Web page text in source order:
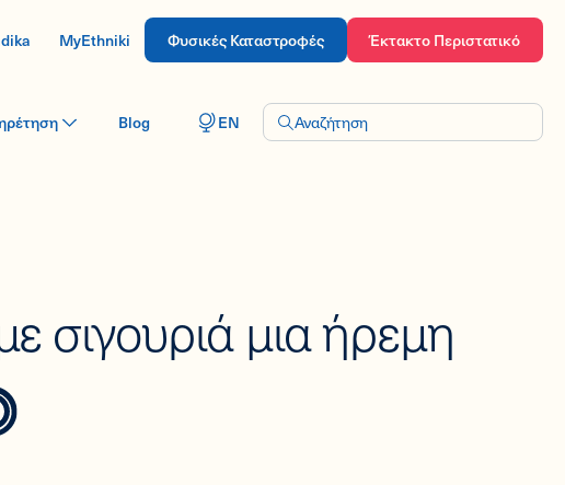
MyEthniki Φυσικές Καταστροφές Έκτακτο Περιστατικό
Blog EN Αναζήτηση
σιγουριά μια ήρεμη